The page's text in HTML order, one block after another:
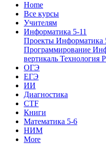
Home
Все курсы
Учителям
Информатика 5-11
Проекты Информатика
Программирование
вертикаль Технология
ОГЭ
ЕГЭ
ИИ
Диагностика
CTF
Книги
Математика 5-6
НИМ
More